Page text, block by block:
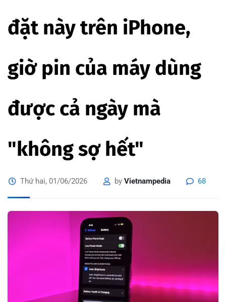
đặt này trên iPhone,
giờ pin của máy dùng
được cả ngày mà
"không sợ hết"
Thứ hai, 01/06/2026 by Vietnampedia 68